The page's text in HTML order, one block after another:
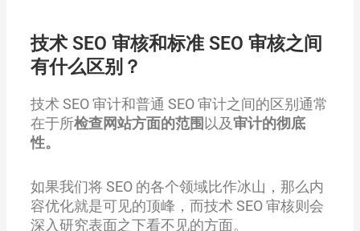
技术 SEO 审核和标准 SEO 审核之间
有什么区别？
技术 SEO 审计和普通 SEO 审计之间的区别通常
在于所检查网站方面的范围以及审计的彻底
性。
如果我们将 SEO 的各个领域比作冰山，那么内
容优化就是可见的顶峰，而技术 SEO 审核则会
深入研究表面之下看不见的方面。